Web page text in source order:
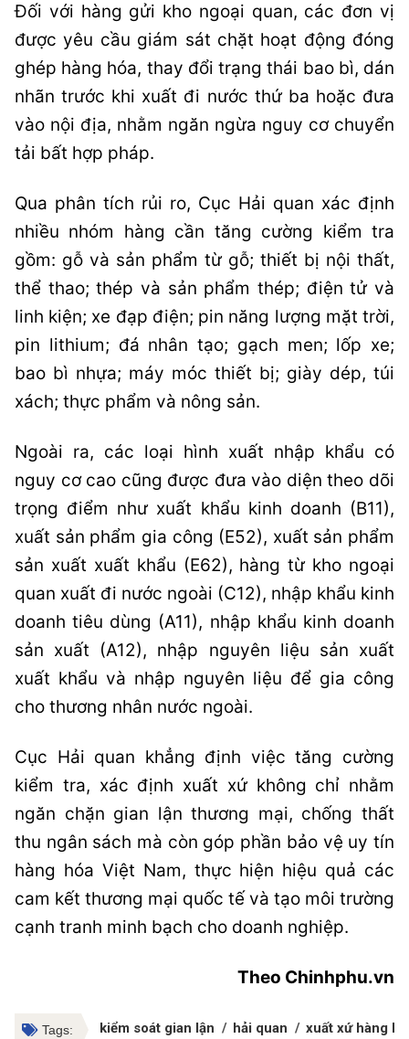
Đối với hàng gửi kho ngoại quan, các đơn vị
được yêu cầu giám sát chặt hoạt động đóng
ghép hàng hóa, thay đổi trạng thái bao bì, dán
nhãn trước khi xuất đi nước thứ ba hoặc đưa
vào nội địa, nhằm ngăn ngừa nguy cơ chuyển
tải bất hợp pháp.
Qua phân tích rủi ro, Cục Hải quan xác định
nhiều nhóm hàng cần tăng cường kiểm tra
gồm: gỗ và sản phẩm từ gỗ; thiết bị nội thất,
thể thao; thép và sản phẩm thép; điện tử và
linh kiện; xe đạp điện; pin năng lượng mặt trời,
pin lithium; đá nhân tạo; gạch men; lốp xe;
bao bì nhựa; máy móc thiết bị; giày dép, túi
xách; thực phẩm và nông sản.
Ngoài ra, các loại hình xuất nhập khẩu có
nguy cơ cao cũng được đưa vào diện theo dõi
trọng điểm như xuất khẩu kinh doanh (B11),
xuất sản phẩm gia công (E52), xuất sản phẩm
sản xuất xuất khẩu (E62), hàng từ kho ngoại
quan xuất đi nước ngoài (C12), nhập khẩu kinh
doanh tiêu dùng (A11), nhập khẩu kinh doanh
sản xuất (A12), nhập nguyên liệu sản xuất
xuất khẩu và nhập nguyên liệu để gia công
cho thương nhân nước ngoài.
Cục Hải quan khẳng định việc tăng cường
kiểm tra, xác định xuất xứ không chỉ nhằm
ngăn chặn gian lận thương mại, chống thất
thu ngân sách mà còn góp phần bảo vệ uy tín
hàng hóa Việt Nam, thực hiện hiệu quả các
cam kết thương mại quốc tế và tạo môi trường
cạnh tranh minh bạch cho doanh nghiệp.
Theo Chinhphu.vn
Tags: kiểm soát gian lận hải quan xuất xứ hàng